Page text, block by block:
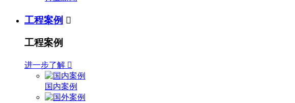
工程案例 
工程案例
进一步了解 
国内案例